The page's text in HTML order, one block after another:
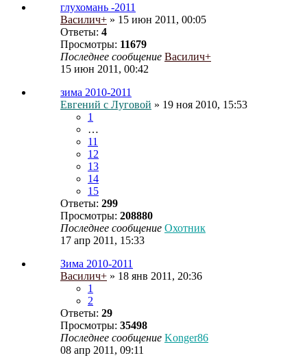
глухомань -2011
Василич+ » 15 июн 2011, 00:05
Ответы: 4
Просмотры: 11679
Последнее сообщение Василич+
15 июн 2011, 00:42
зима 2010-2011
Евгений с Луговой » 19 ноя 2010, 15:53
1
…
11
12
13
14
15
Ответы: 299
Просмотры: 208880
Последнее сообщение Охотник
17 апр 2011, 15:33
Зима 2010-2011
Василич+ » 18 янв 2011, 20:36
1
2
Ответы: 29
Просмотры: 35498
Последнее сообщение Konger86
08 апр 2011, 09:11